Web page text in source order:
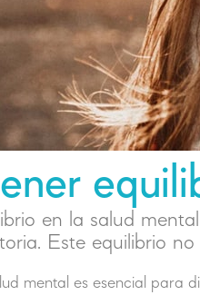
en la salud
Este equilibrio
mental es esencial para